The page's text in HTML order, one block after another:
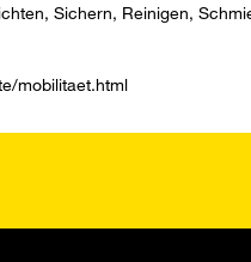
Sichern, Reinigen,
mobilitaet.html